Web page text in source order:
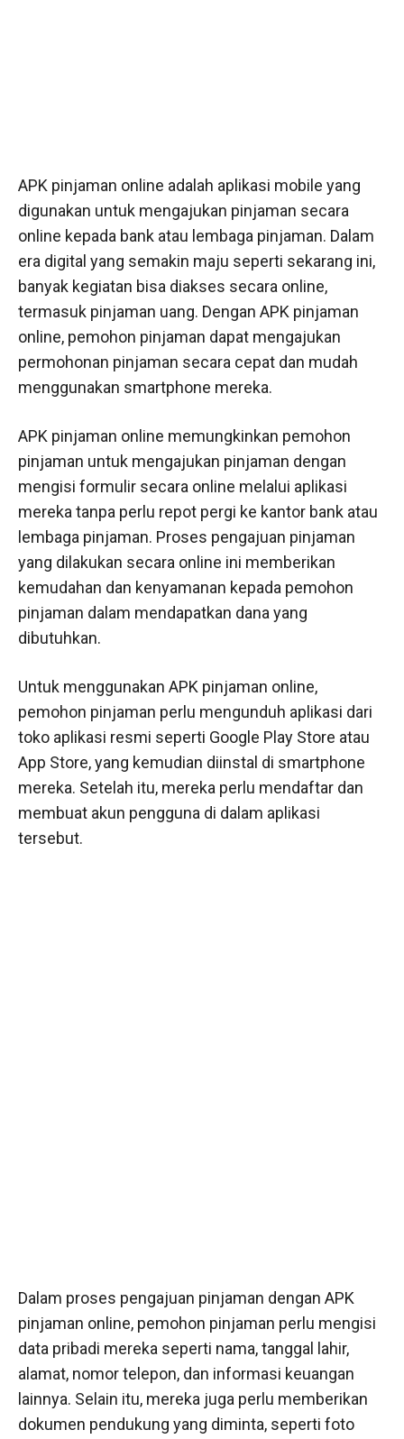
APK pinjaman online adalah aplikasi mobile yang
digunakan untuk mengajukan pinjaman secara
online kepada bank atau lembaga pinjaman. Dalam
era digital yang semakin maju seperti sekarang ini,
banyak kegiatan bisa diakses secara online,
termasuk pinjaman uang. Dengan APK pinjaman
online, pemohon pinjaman dapat mengajukan
permohonan pinjaman secara cepat dan mudah
menggunakan smartphone mereka.
APK pinjaman online memungkinkan pemohon
pinjaman untuk mengajukan pinjaman dengan
mengisi formulir secara online melalui aplikasi
mereka tanpa perlu repot pergi ke kantor bank atau
lembaga pinjaman. Proses pengajuan pinjaman
yang dilakukan secara online ini memberikan
kemudahan dan kenyamanan kepada pemohon
pinjaman dalam mendapatkan dana yang
dibutuhkan.
Untuk menggunakan APK pinjaman online,
pemohon pinjaman perlu mengunduh aplikasi dari
toko aplikasi resmi seperti Google Play Store atau
App Store, yang kemudian diinstal di smartphone
mereka. Setelah itu, mereka perlu mendaftar dan
membuat akun pengguna di dalam aplikasi
tersebut.
Dalam proses pengajuan pinjaman dengan APK
pinjaman online, pemohon pinjaman perlu mengisi
data pribadi mereka seperti nama, tanggal lahir,
alamat, nomor telepon, dan informasi keuangan
lainnya. Selain itu, mereka juga perlu memberikan
dokumen pendukung yang diminta, seperti foto